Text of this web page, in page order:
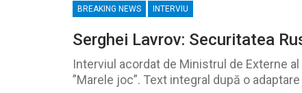
BREAKING NEWS INTERVIU
Serghei Lavrov: Securitatea
Interviul acordat de Ministrul de Externe
”Marele joc”. Text integral după o